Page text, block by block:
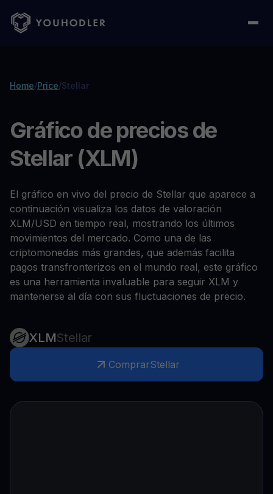
Home/Price/Stellar
Gráfico de precios de
Stellar (XLM)
El gráfico en vivo del precio de Stellar que aparece a
continuación visualiza los datos de valoración
XLM/USD en tiempo real, mostrando los últimos
movimientos del mercado. Como una de las
criptomonedas más grandes, que además facilita
pagos transfronterizos en el mundo real, este gráfico
es una herramienta invaluable para seguir XLM y
mantenerse al día con sus fluctuaciones de precio.
XLMStellar
ComprarStellar